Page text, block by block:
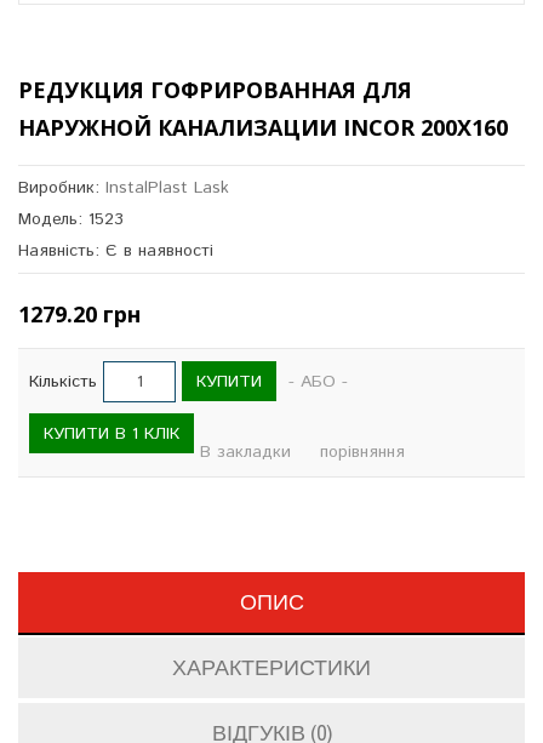
РЕДУКЦИЯ ГОФРИРОВАННАЯ ДЛЯ
НАРУЖНОЙ КАНАЛИЗАЦИИ INCOR 200Х160
Виробник: InstalPlast Lask
Модель: 1523
Наявність: Є в наявності
1279.20 грн
Кількість КУПИТИ - АБО -
КУПИТИ В 1 КЛІК
В закладки порівняння
ОПИС
ХАРАКТЕРИСТИКИ
ВІДГУКІВ (0)